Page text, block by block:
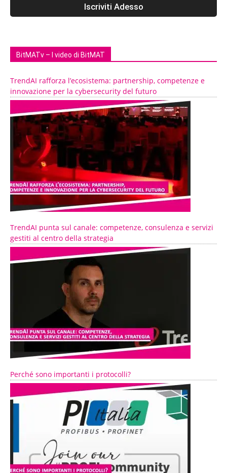
BitMATv – I video di BitMAT
TrendAI rafforza l’ecosistema: partnership, competenze e
innovazione per la cybersecurity del futuro
TrendAI punta sul canale: competenze, consulenza e servizi
gestiti al centro della strategia
Perché sono importanti i protocolli?